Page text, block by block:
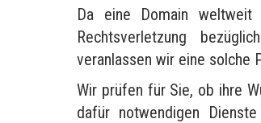
Da eine Domain
Rechtsverletzung
veranlassen wir eine solche
Wir prüfen für Sie, ob ihre
dafür notwendigen